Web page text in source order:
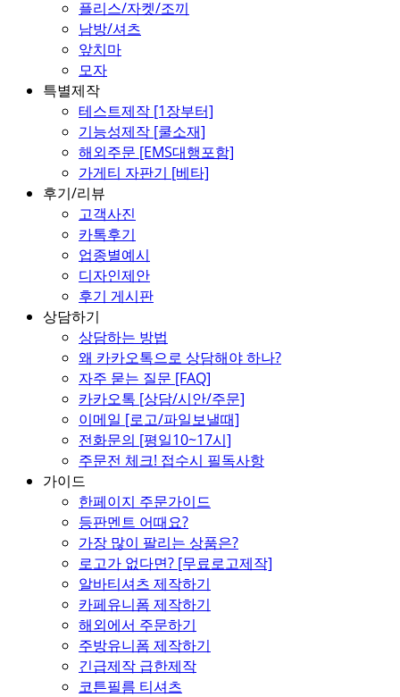
플리스/자켓/조끼
남방/셔츠
앞치마
모자
특별제작
테스트제작 [1장부터]
기능성제작 [쿨소재]
해외주문 [EMS대행포함]
가게티 자판기 [베타]
후기/리뷰
고객사진
카톡후기
업종별예시
디자인제안
후기 게시판
상담하기
상담하는 방법
왜 카카오톡으로 상담해야 하나?
자주 묻는 질문 [FAQ]
카카오톡 [상담/시안/주문]
이메일 [로고/파일보낼때]
전화문의 [평일10~17시]
주문전 체크! 접수시 필독사항
가이드
한페이지 주문가이드
등판멘트 어때요?
가장 많이 팔리는 상품은?
로고가 없다면? [무료로고제작]
알바티셔츠 제작하기
카페유니폼 제작하기
해외에서 주문하기
주방유니폼 제작하기
긴급제작 급한제작
코튼필름 티셔츠